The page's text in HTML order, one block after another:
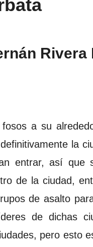
Rivera
a su
la
entrar, así que
de la ciudad,
de asalto
de dichas
pero esto